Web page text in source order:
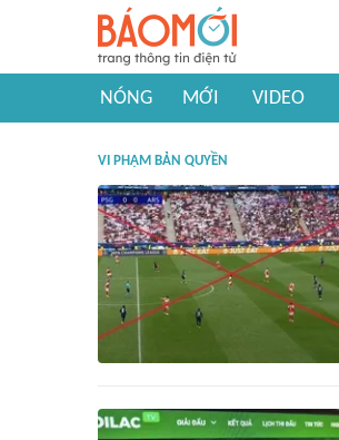
NÓNG MỚI VIDEO
VI PHẠM BẢN QUYỀN